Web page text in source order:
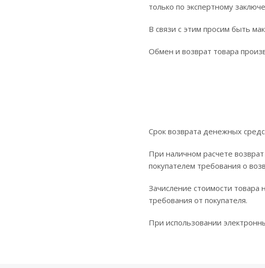
только по экспертному
В связи с этим просим быть
Обмен и возврат товара
Срок возврата денежных
При наличном расчете
покупателем требования о
Зачисление стоимости товара
требования от покупателя.
При использовании